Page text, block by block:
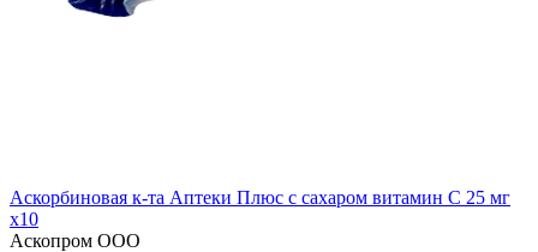
Аскорбиновая к-та Аптеки Плюс с сахаром витамин С 25 мг
x10
Аскопром ООО